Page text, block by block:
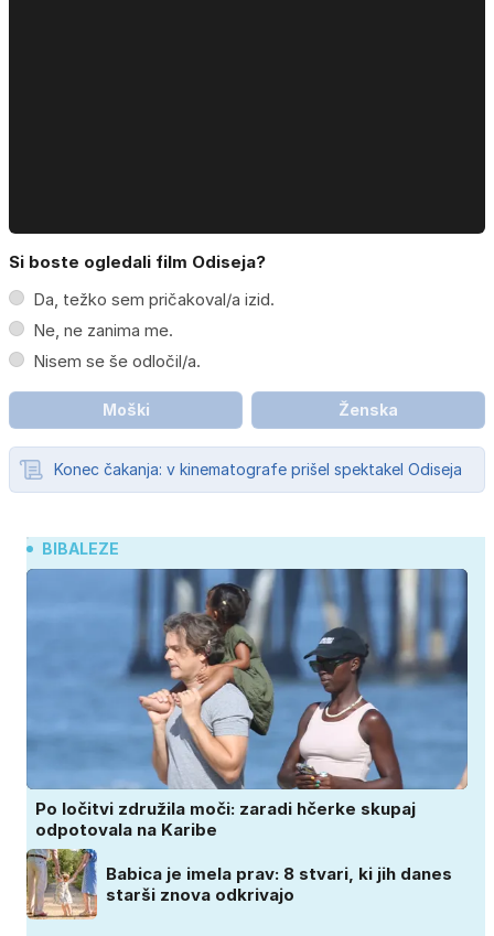
Si boste ogledali film Odiseja?
Da, težko sem pričakoval/a izid.
Ne, ne zanima me.
Nisem se še odločil/a.
Moški Ženska
Konec čakanja: v kinematografe prišel spektakel Odiseja
BIBALEZE
Po ločitvi združila moči: zaradi hčerke skupaj
odpotovala na Karibe
Babica je imela prav: 8 stvari, ki jih danes
starši znova odkrivajo